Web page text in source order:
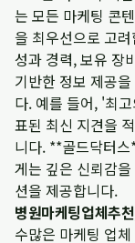
는 모든 마케팅 콘
을 최우선으로 고
성과 경력, 보유 장
기반한 정보 제공
다. 예를 들어, '최
표된 최신 지견을
니다. **골드닥터
게는 깊은 신뢰감
션을 제공합니다.
병원마케팅업체추
수많은 마케팅 업